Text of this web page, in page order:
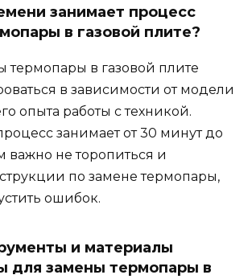
занимает процесс
в газовой плите?
термопары в газовой плите
в зависимости от модели
опыта работы с техникой.
занимает от 30 минут до
важно не торопиться и
по замене термопары,
ошибок.
и материалы
для замены термопары в